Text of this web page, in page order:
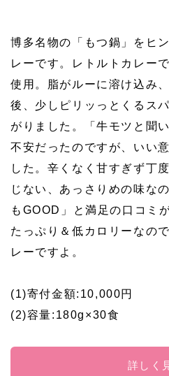
博多名物の「もつ鍋」をヒ
レーです。レトルトカレー
使用。脂がルーに溶け込み
後、少しピリッっとくるス
がりました。「牛モツと聞
不安だったのですが、いい
した。辛くなく甘すぎず丁
じない、あっさりめの味な
もGOOD」と満足の口コミ
たっぷり＆低カロリーなの
レーですよ。
(1)寄付金額:10,000円
(2)容量:180g×30食
詳しく